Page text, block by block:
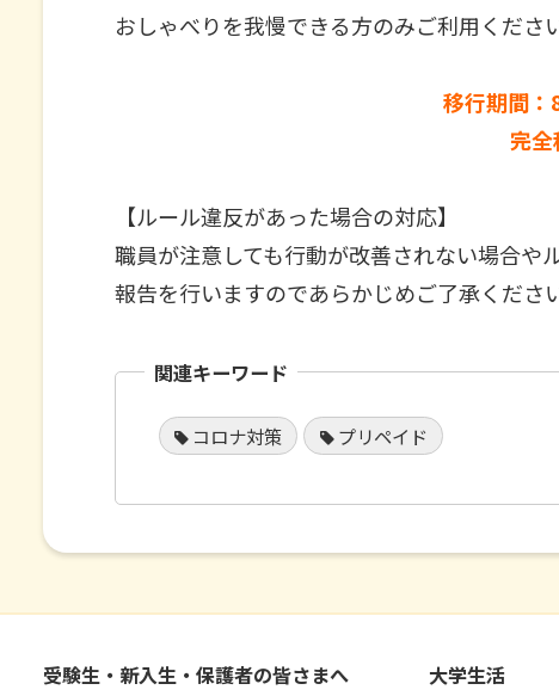
おしゃべりを我慢できる方のみご利用くださ
移行期間：
完
【ルール違反があった場合の対応】
職員が注意しても行動が改善されない場合
報告を行いますのであらかじめご了承くださ
関連キーワード
コロナ対策 プリペイド
受験生・新入生・保護者の皆さまへ 大学生活